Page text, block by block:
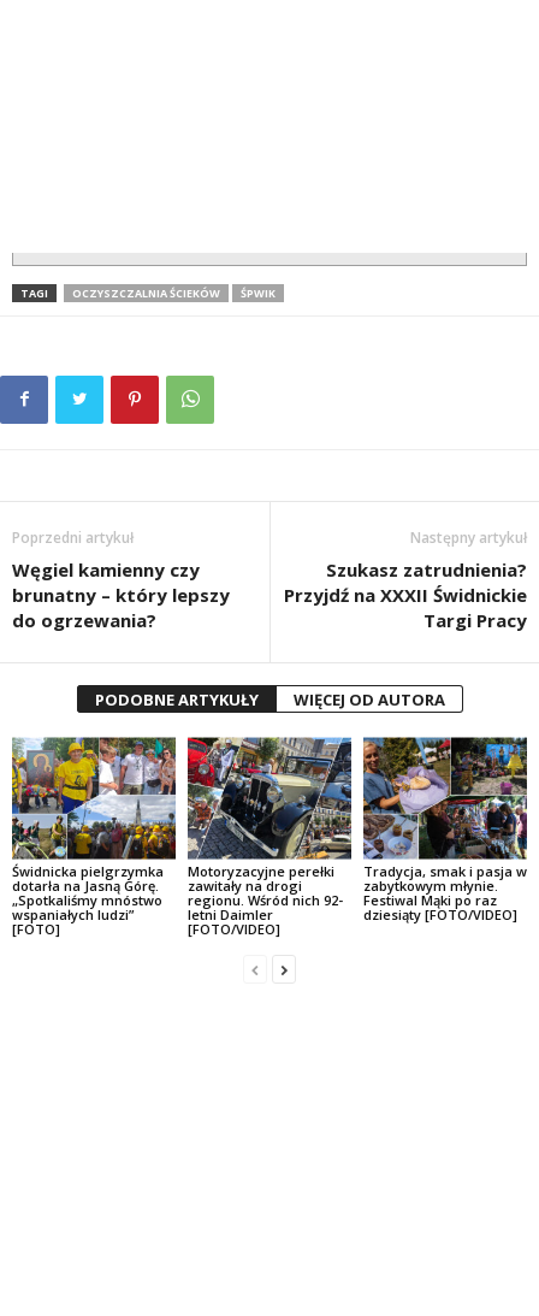
TAGI OCZYSZCZALNIA ŚCIEKÓW ŚPWIK
Poprzedni artykuł
Węgiel kamienny czy
brunatny – który lepszy
do ogrzewania?
Następny artykuł
Szukasz zatrudnienia?
Przyjdź na XXXII Świdnickie
Targi Pracy
PODOBNE ARTYKUŁY WIĘCEJ OD AUTORA
Świdnicka pielgrzymka
dotarła na Jasną Górę.
„Spotkaliśmy mnóstwo
wspaniałych ludzi”
[FOTO]
Motoryzacyjne perełki
zawitały na drogi
regionu. Wśród nich 92-
letni Daimler
[FOTO/VIDEO]
Tradycja, smak i pasja w
zabytkowym młynie.
Festiwal Mąki po raz
dziesiąty [FOTO/VIDEO]